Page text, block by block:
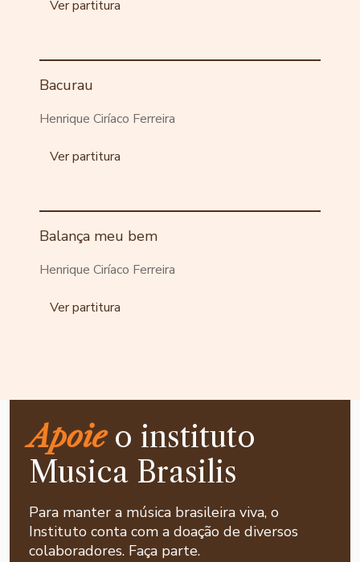
Ver partitura
Bacurau
Henrique Ciríaco Ferreira
Ver partitura
Balança meu bem
Henrique Ciríaco Ferreira
Ver partitura
Apoieo instituto
Musica Brasilis
Para manter a música brasileira viva, o
Instituto conta com a doação de diversos
colaboradores. Faça parte.